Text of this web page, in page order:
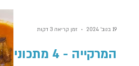
המרקייה - 4 מתכוני
19 בנוב׳ 2024 זמן קריאה 3 דקות